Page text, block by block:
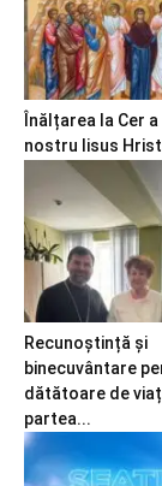
Înălțarea la Cer
nostru Iisus
Recunoștință și
binecuvântare
dătătoare de
partea...